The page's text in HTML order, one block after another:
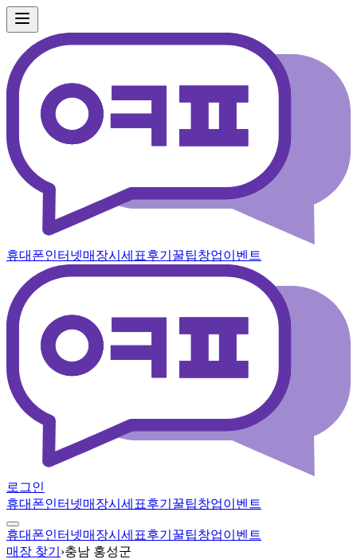
휴대폰인터넷매장시세표후기 꿀팁창업이벤트
로그인
휴대폰인터넷매장시세표후기 꿀팁창업이벤트
휴대폰인터넷매장시세표후기 꿀팁창업이벤트
매장 찾기 ›충남 홍성군